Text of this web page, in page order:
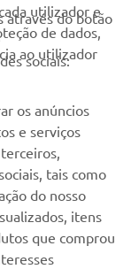
especiais,
utilizador e
de dados,
ao utilizador
através do botão
sociais:
os anúncios
e serviços
tais como
do nosso
itens
que comprou